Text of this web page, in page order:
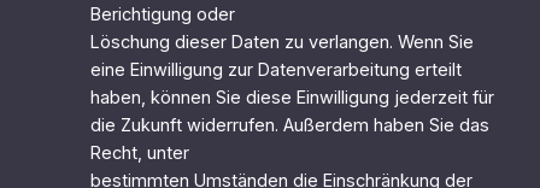
Berichtigung oder
Löschung dieser Daten zu verlangen. Wenn Sie
eine Einwilligung zur Datenverarbeitung erteilt
haben, können Sie diese Einwilligung jederzeit für
die Zukunft widerrufen. Außerdem haben Sie das
Recht, unter
bestimmten Umständen die Einschränkung der